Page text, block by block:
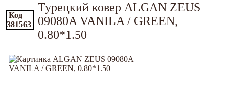
Код
381563
Турецкий ковер ALGAN ZEUS
09080A VANILA / GREEN,
0.80*1.50